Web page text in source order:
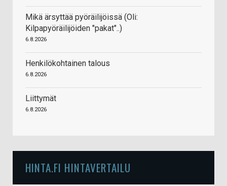
Mikä ärsyttää pyöräilijöissä (Oli:
Kilpapyöräilijöiden "pakat"..)
6.8.2026
Henkilökohtainen talous
6.8.2026
Liittymät
6.8.2026
HINTA.FI HINTAVERTAILU